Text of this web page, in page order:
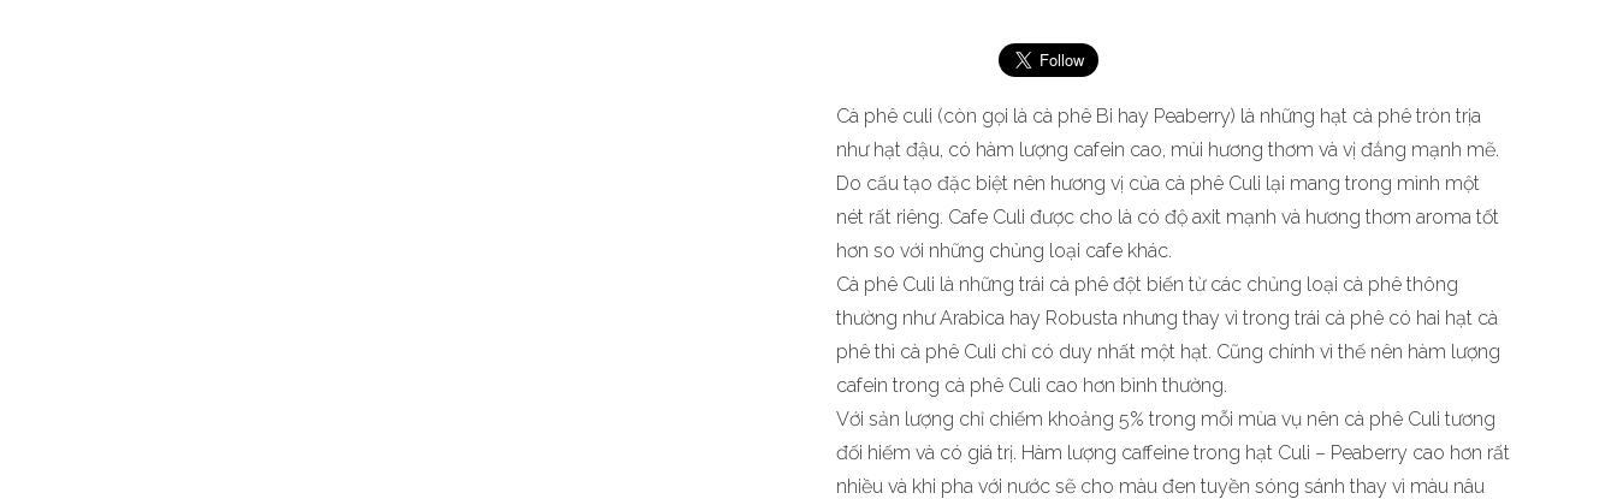
Cà phê culi (còn gọi là cà phê Bi hay Peaberry) là những hạt cà phê tròn trịa
như hạt đậu, có hàm lượng cafein cao, mùi hương thơm và vị đắng mạnh mẽ.
Do cấu tạo đặc biệt nên hương vị của cà phê Culi lại mang trong mình một
nét rất riêng. Cafe Culi được cho là có độ axit mạnh và hương thơm aroma tốt
hơn so với những chủng loại cafe khác.
Cà phê Culi là những trái cà phê đột biến từ các chủng loại cà phê thông
thường như Arabica hay Robusta nhưng thay vì trong trái cà phê có hai hạt cà
phê thì cà phê Culi chỉ có duy nhất một hạt. Cũng chính vì thế nên hàm lượng
cafein trong cà phê Culi cao hơn bình thường.
Với sản lượng chỉ chiếm khoảng 5% trong mỗi mùa vụ nên cà phê Culi tương
đối hiếm và có giá trị. Hàm lượng caffeine trong hạt Culi – Peaberry cao hơn rất
nhiều và khi pha với nước sẽ cho màu đen tuyền sóng sánh thay vì màu nâu